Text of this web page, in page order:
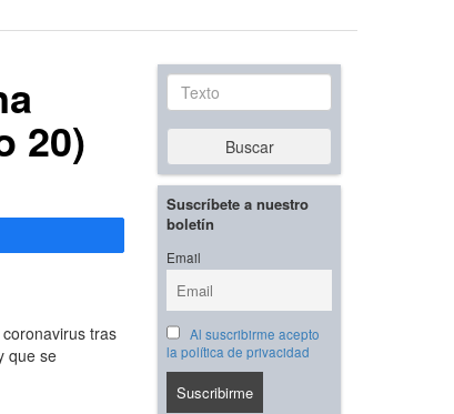
20)
tras
que se
Texto
Buscar
Suscríbete a nuestro
boletín
Email
Al suscribirme acepto
la política de privacidad